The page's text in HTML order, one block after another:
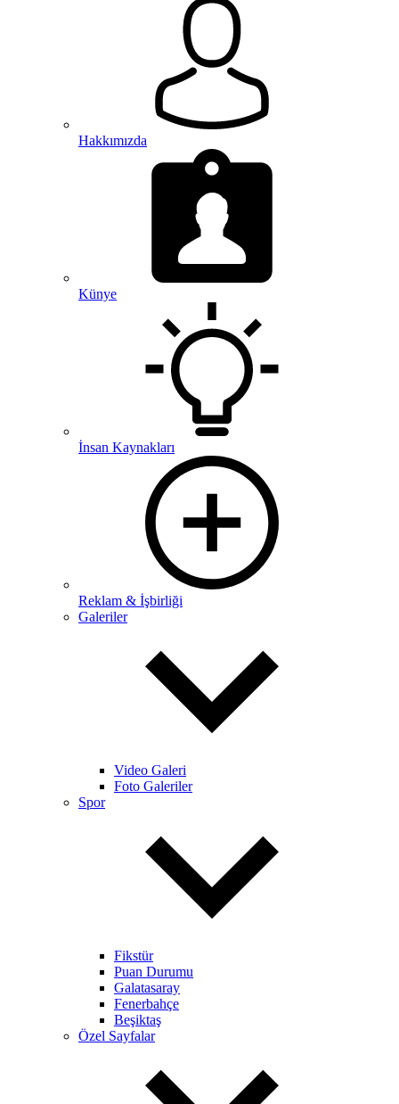
Hakkımızda
Künye
İnsan Kaynakları
Reklam & İşbirliği
Galeriler
Video Galeri
Foto Galeriler
Spor
Fikstür
Puan Durumu
Galatasaray
Fenerbahçe
Beşiktaş
Özel Sayfalar